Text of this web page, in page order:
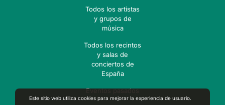
Este sitio web utiliza cookies para mejorar la experiencia de usuario.
Todos los artistas
y grupos de
música
Todos los recintos
y salas de
conciertos de
España
Eventos pasados